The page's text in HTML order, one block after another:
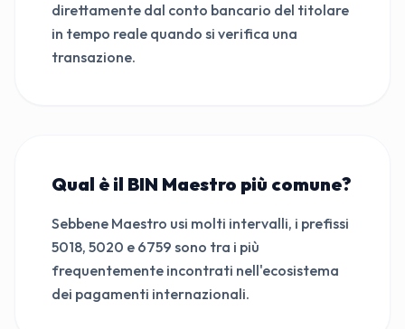
direttamente dal conto bancario del titolare
in tempo reale quando si verifica una
transazione.
Qual è il BIN Maestro più comune?
Sebbene Maestro usi molti intervalli, i prefissi
5018, 5020 e 6759 sono tra i più
frequentemente incontrati nell'ecosistema
dei pagamenti internazionali.